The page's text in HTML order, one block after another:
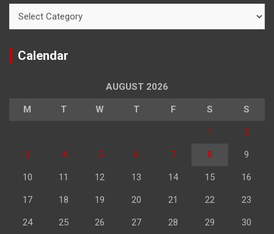
Calendar
AUGUST 2026
M T W T F S S
1 2
3 4 5 6 7 8 9
10 11 12 13 14 15 16
17 18 19 20 21 22 23
24 25 26 27 28 29 30